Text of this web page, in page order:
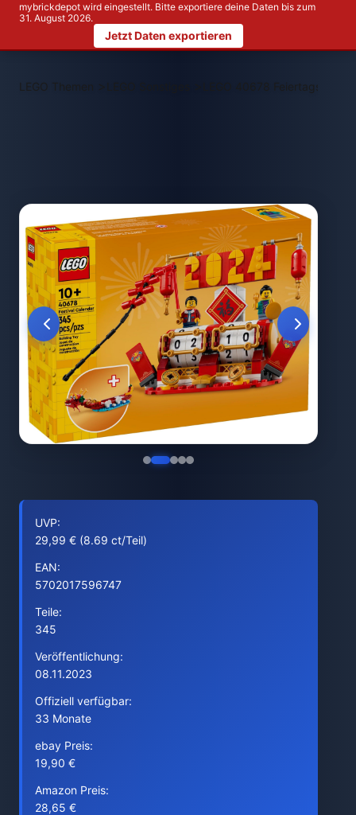
mybrickdepot wird eingestellt. Bitte exportiere deine Daten bis zum
31. August 2026.
Jetzt Daten exportieren
LEGO Themen > LEGO 40678
UVP:
29,99 € (8.69 ct/Teil)
EAN:
5702017596747
Teile:
345
Veröffentlichung:
08.11.2023
Offiziell verfügbar:
33 Monate
ebay Preis:
19,90 €
Amazon Preis:
28,65 €